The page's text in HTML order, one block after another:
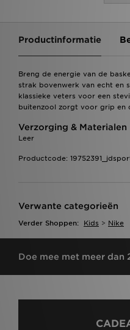
Productinformatie
Breng de energie van de
strak bovenwerk van echt en
klassieke veters voor een
buitenzool zorgt voor grip en
Verzorging & Materialen
Leer
Productcode:
Verwante categorieën
Verder Shoppen: Kids > Nike
Doe mee met meer dan